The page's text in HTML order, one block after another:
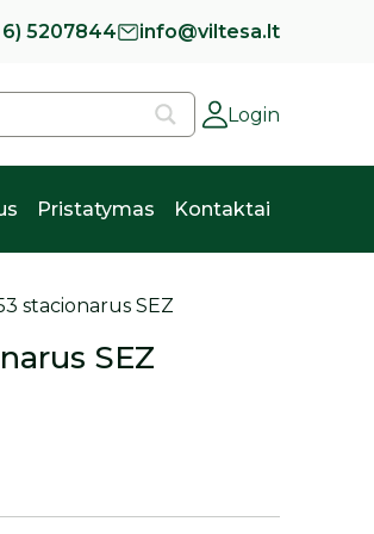
6) 5207844 info@viltesa.lt
Login
Pristatymas Kontaktai
stacionarus SEZ
SEZ